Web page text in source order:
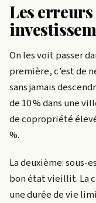
Les
On les voit passer
première, c’est de
sans jamais
de 10 % dans une
de copropriété
%.
La deuxième: sous-
bon état vieillit. La
une durée de vie